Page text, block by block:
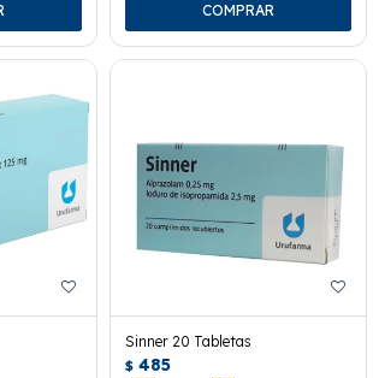
Sinner 20 Tabletas
$ 485